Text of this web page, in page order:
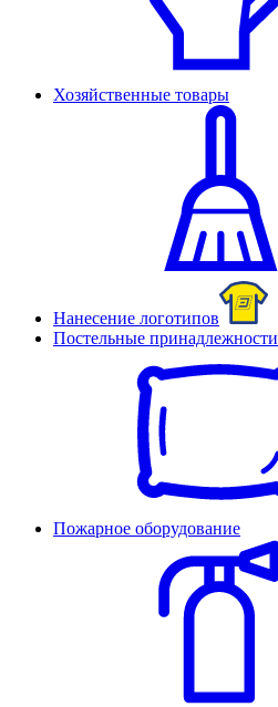
Хозяйственные товары
Нанесение логотипов
Постельные принадлежности
Пожарное оборудование